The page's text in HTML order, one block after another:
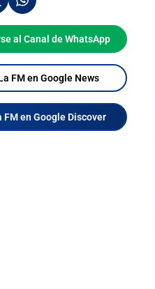
al Canal de WhatsApp
FM en Google News
FM en Google Discover